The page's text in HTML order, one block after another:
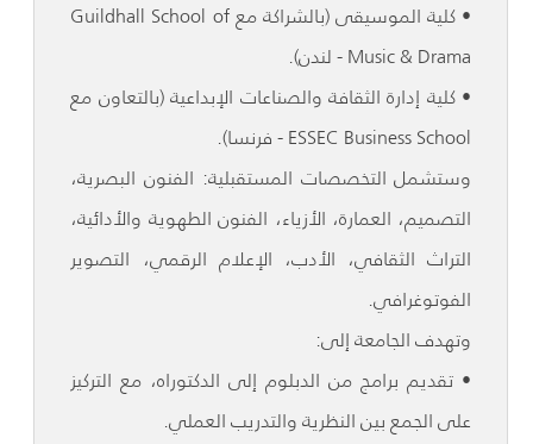
• كلية الموسيقى (بالشراكة مع Guildhall School of
Music & Drama - لندن).
• كلية إدارة الثقافة والصناعات الإبداعية (بالتعاون مع
ESSEC Business School - فرنسا).
وستشمل التخصصات المستقبلية: الفنون البصرية،
التصميم، العمارة، الأزياء، الفنون الطهوية والأدائية،
التراث الثقافي، الأدب، الإعلام الرقمي، التصوير
الفوتوغرافي.
وتهدف الجامعة إلى:
• تقديم برامج من الدبلوم إلى الدكتوراه، مع التركيز
على الجمع بين النظرية والتدريب العملي.